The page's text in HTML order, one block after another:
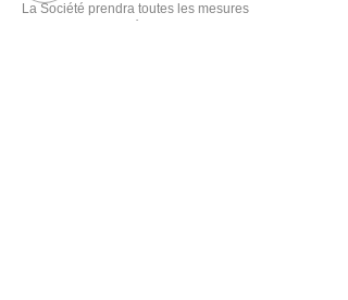
La Société prendra toutes les mesures